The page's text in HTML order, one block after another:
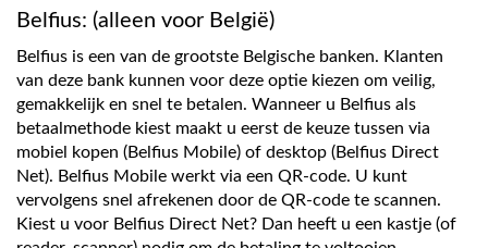
Belfius: (alleen voor België)
Belfius is een van de grootste Belgische banken. Klanten
van deze bank kunnen voor deze optie kiezen om veilig,
gemakkelijk en snel te betalen. Wanneer u Belfius als
betaalmethode kiest maakt u eerst de keuze tussen via
mobiel kopen (Belfius Mobile) of desktop (Belfius Direct
Net). Belfius Mobile werkt via een QR-code. U kunt
vervolgens snel afrekenen door de QR-code te scannen.
Kiest u voor Belfius Direct Net? Dan heeft u een kastje (of